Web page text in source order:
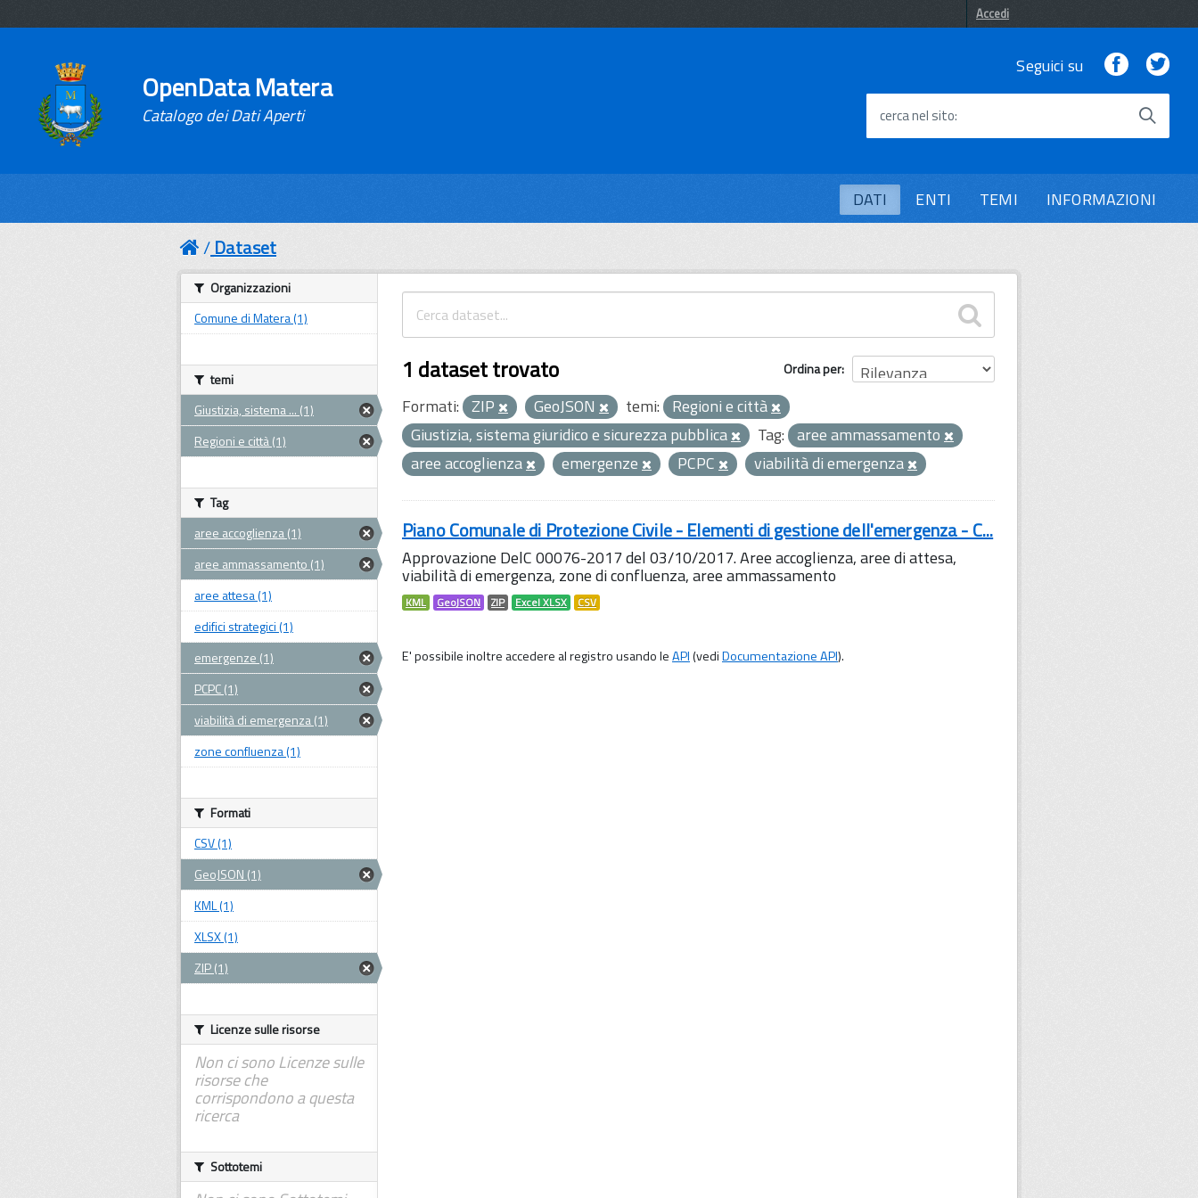
Accedi
OpenData Matera
Catalogo dei Dati Aperti
Seguici su Facebook
cerca nel sito
DATI ENTI TEMI INFORMAZIONI
Dataset
Ordina per
1 dataset trovato
Formati: ZIP GeoJSON temi: Regioni e città
Giustizia, sistema giuridico e sicurezza pubblica
Tag: aree ammassamento
aree accoglienza
emergenze PCPC viabilità di emergenza
Piano Comunale di Protezione Civile - Elementi di gestione dell'emergenza - C...
Approvazione DelC 00076-2017 del 03/10/2017. Aree accoglienza, aree di attesa,
viabilità di emergenza, zone di confluenza, aree ammassamento
KML GeoJSON ZIP Excel XLSX CSV
E' possibile inoltre accedere al registro usando leAPI(vediDocumentazione API).
Organizzazioni
Comune di Matera (1)
temi
Giustizia, sistema ... (1)
Regioni e città (1)
Tag
aree accoglienza (1)
aree ammassamento (1)
aree attesa (1)
edifici strategici (1)
emergenze (1)
PCPC (1)
viabilità di emergenza (1)
zone confluenza (1)
Formati
CSV (1)
GeoJSON (1)
KML (1)
XLSX (1)
ZIP (1)
Licenze sulle risorse
Non ci sono Licenze sulle
risorse che
corrispondono a questa
ricerca
Sottotemi